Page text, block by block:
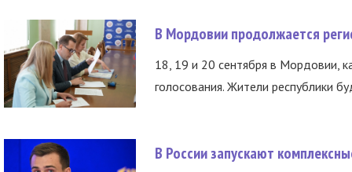
В Мордовии продолжается
18, 19 и 20 сентября в Мордовии,
голосования. Жители республики
В России запускают